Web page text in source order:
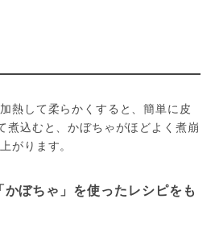
熱して柔らかくすると、簡単に皮
煮込むと、かぼちゃがほどよく煮崩
がります。
ぼちゃ」を使ったレシピをも